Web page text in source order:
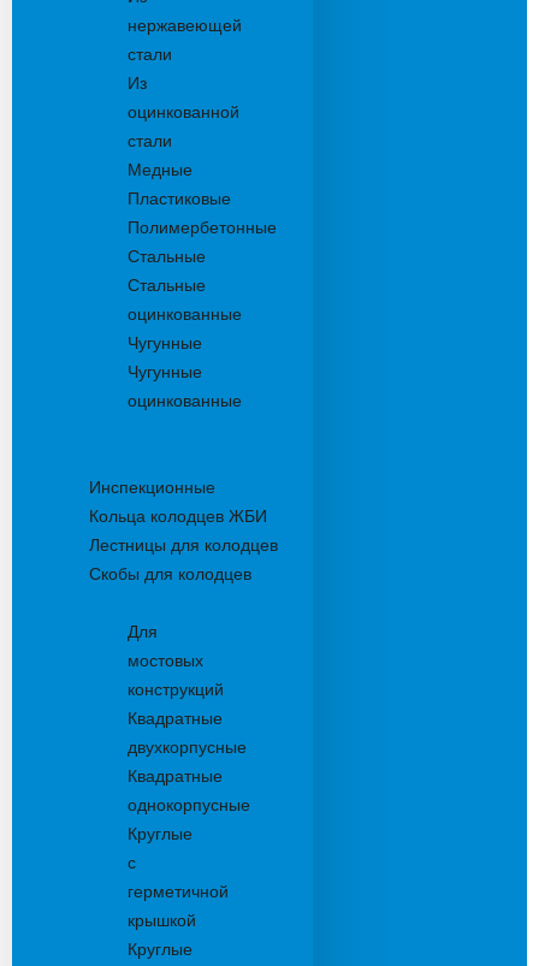
нержавеющей
стали
Из
оцинкованной
стали
Медные
Пластиковые
Полимербетонные
Стальные
Стальные
оцинкованные
Чугунные
Чугунные
оцинкованные
Инспекционные
Кольца колодцев ЖБИ
Лестницы для колодцев
Скобы для колодцев
Для
мостовых
конструкций
Квадратные
двухкорпусные
Квадратные
однокорпусные
Круглые
с
герметичной
крышкой
Круглые